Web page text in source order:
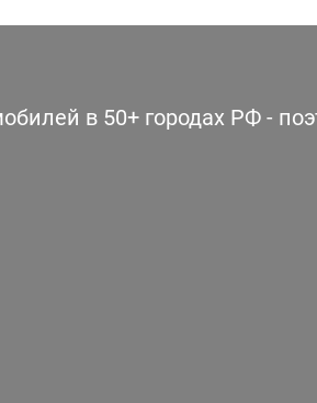
в 50+ городах РФ -